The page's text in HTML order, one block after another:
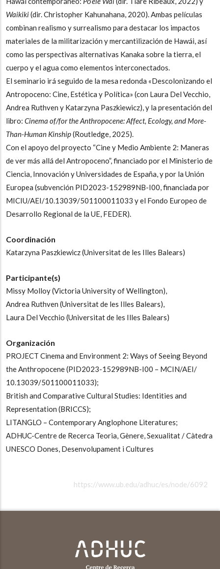
Waikiki(dir. Christopher Kahunahana, 2020). Ambas películas
combinan realismo y surrealismo para destacar los impactos
materiales de la militarización y mercantilización de Hawái, así
como las perspectivas alternativas Kanaka sobre la tierra, el
cuerpo y el agua como elementos interconectados.
El seminario irá seguido de la mesa redonda «Descolonizando el
Antropoceno: Cine, Estética y Política» (con Laura Del Vecchio,
Andrea Ruthven y Katarzyna Paszkiewicz), y la presentación del
libro: Cinema of/for the Anthropocene: Affect, Ecology, and More-
Than-Human Kinship(Routledge, 2025).
Con el apoyo del proyecto “Cine y Medio Ambiente 2: Maneras
de ver más allá del Antropoceno”, financiado por el Ministerio de
Ciencia, Innovación y Universidades de España, y por la Unión
Europea (subvención PID2023-152989NB-I00, financiada por
MICIU/AEI/10.13039/501100011033 y el Fondo Europeo de
Desarrollo Regional de la UE, FEDER).
Coordinación
Katarzyna Paszkiewicz (Universitat de les Illes Balears)
Participante(s)
Missy Molloy (Victoria University of Wellington),
Andrea Ruthven (Universitat de les Illes Balears),
Laura Del Vecchio (Universitat de les Illes Balears)
Organización
PROJECT Cinema and Environment 2: Ways of Seeing Beyond
the Anthropocene (PID2023-152989NB-I00 – MCIN/AEI/
10.13039/501100011033);
British and Comparative Cultural Studies: Identities and
Representation (BRICCS);
LITANGLO – Contemporary Anglophone Literatures;
ADHUC-Centre de Recerca Teoria, Gènere, Sexualitat / Càtedra
UNESCO Dones, Desenvolupament i Cultures
https://www.ub.edu/adhuc/es/node/6092